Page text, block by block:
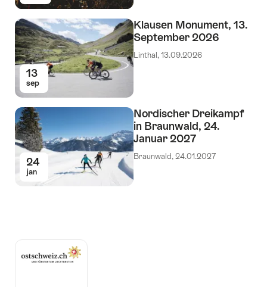
13
sep
Klausen Monument, 13.
September 2026
Linthal, 13.09.2026
24
jan
Nordischer Dreikampf
in Braunwald, 24.
Januar 2027
Braunwald, 24.01.2027
Auszeichnungen